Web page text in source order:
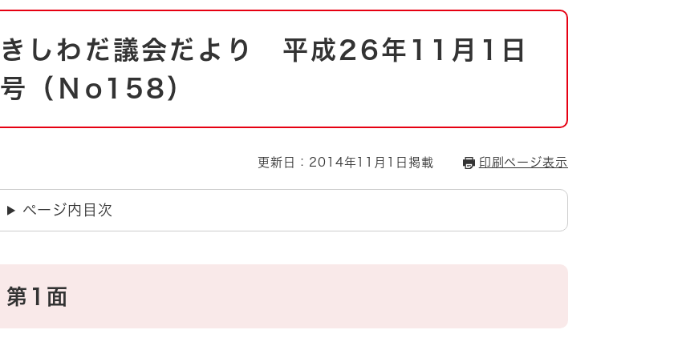
きしわだ議会だより 平成26年11月1日
号（Ｎo158）
更新日：2014年11月1日掲載 印刷ページ表示
ページ内目次
第1面